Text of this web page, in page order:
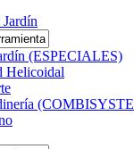
(ESPECIALES)
Helicoidal